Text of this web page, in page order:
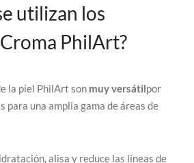
utilizan los
PhilArt?
la piel PhilArt son muy versátilpor
para una amplia gama de áreas de
alisa y reduce las líneas de